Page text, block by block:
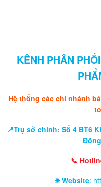
KÊNH PHÂN
Hệ thống các chi nhánh
📍Trụ sở chính: Số 4 BT6
📞
🌐Website: